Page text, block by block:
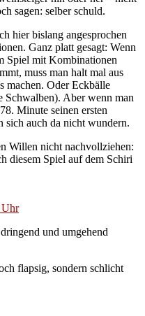
sagen: selber schuld.
hier bislang angesprochen
Ganz platt gesagt: Wenn
Spiel mit Kombinationen
muss man halt mal aus
machen. Oder Eckbälle
Schwalben). Aber wenn man
Minute seinen ersten
sich auch da nicht wundern.
Willen nicht nachvollziehen:
diesem Spiel auf dem Schiri
Uhr
und umgehend
flapsig, sondern schlicht